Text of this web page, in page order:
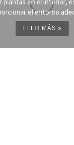
importante
...